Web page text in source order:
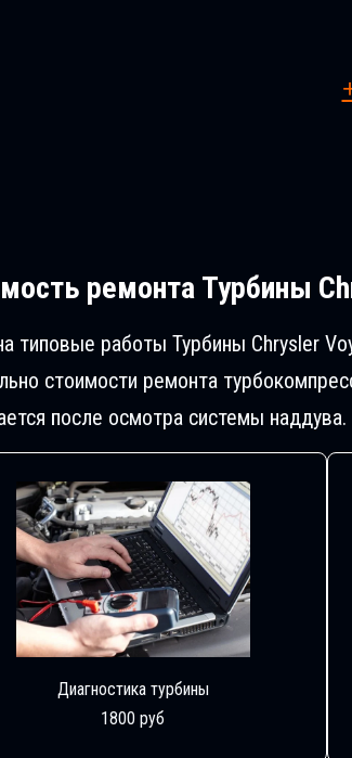
ремонтаТурбины
типовые работы Турбины Chrysler
стоимости ремонта
после осмотра системы наддува.
Диагностика турбины
1800 руб